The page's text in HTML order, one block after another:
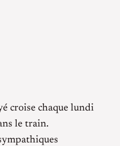
croise chaque lundi
le train.